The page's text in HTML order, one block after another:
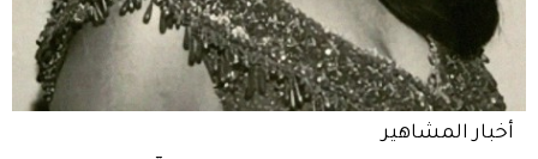
أخبار المشاهير